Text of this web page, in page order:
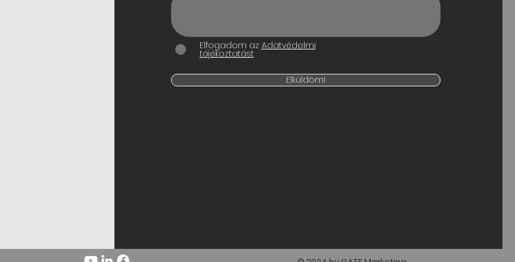
Elfogadom az Adatvédelmi
tájékoztatást
Elküldöm!